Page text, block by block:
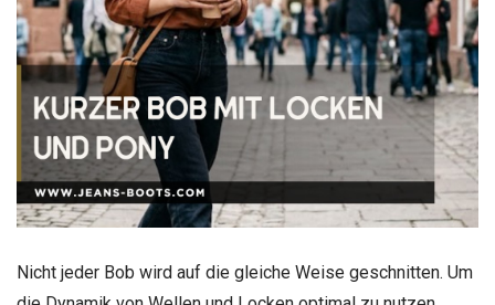
Nicht jeder Bob wird auf die gleiche Weise geschnitten. Um